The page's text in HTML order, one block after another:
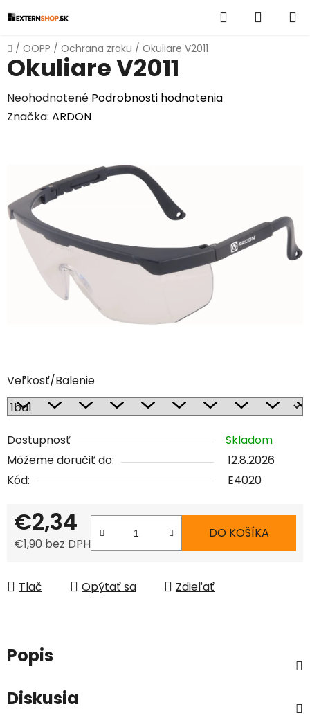
na
obsah
Hľadať
KOŠÍK
Domov
/ OOPP / Ochrana zraku / Okuliare V2011
Veľkosť/Balenie
Dostupnosť
Skladom
Môžeme doručiť do:
12.8.2026
Kód:
E4020
€2,34
€1,90 bez DPH
DO KOŠÍKA
Tlač Opýtať sa Zdieľať
Okuliare V2011
Priemerné
hodnotenie
5
hviezdičiek.
Neohodnotené Podrobnosti hodnotenia
Značka: ARDON
Popis
Diskusia